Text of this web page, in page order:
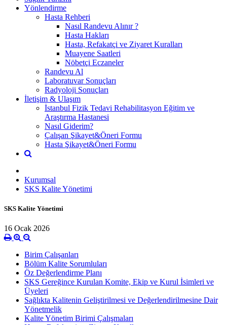
Yönlendirme
Hasta Rehberi
Nasıl Randevu Alınır ?
Hasta Hakları
Hasta, Refakatçi ve Ziyaret Kuralları
Muayene Saatleri
Nöbetçi Eczaneler
Randevu Al
Laboratuvar Sonuçları
Radyoloji Sonuçları
İletişim & Ulaşım
İstanbul Fizik Tedavi Rehabilitasyon Eğitim ve
Araştırma Hastanesi
Nasıl Giderim?
Çalışan Şikayet&Öneri Formu
Hasta Şikayet&Öneri Formu
Kurumsal
SKS Kalite Yönetimi
SKS Kalite Yönetimi
16 Ocak 2026
Birim Çalışanları
Bölüm Kalite Sorumluları
Öz Değerlendirme Planı
SKS Gereğince Kurulan Komite, Ekip ve Kurul İsimleri ve
Üyeleri
Sağlıkta Kalitenin Geliştirilmesi ve Değerlendirilmesine Dair
Yönetmelik
Kalite Yönetim Birimi Çalışmaları